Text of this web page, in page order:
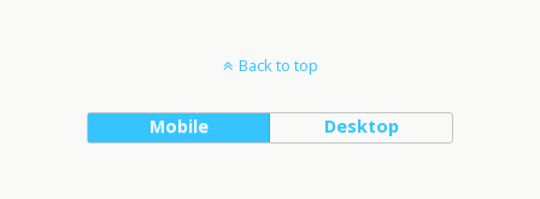
Back to top
Mobile Desktop